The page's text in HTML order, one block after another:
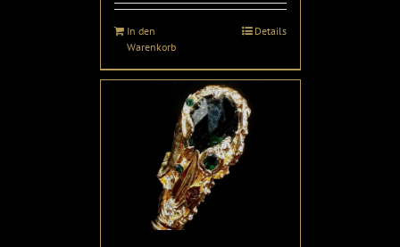
In den
Warenkorb
Details